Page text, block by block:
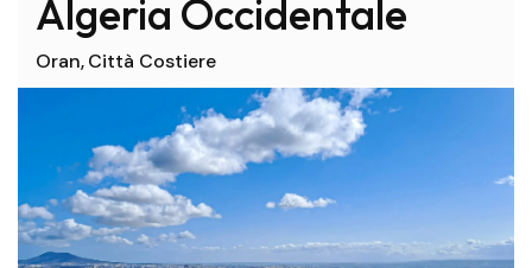
Algeria Occidentale
Oran Città Costiere